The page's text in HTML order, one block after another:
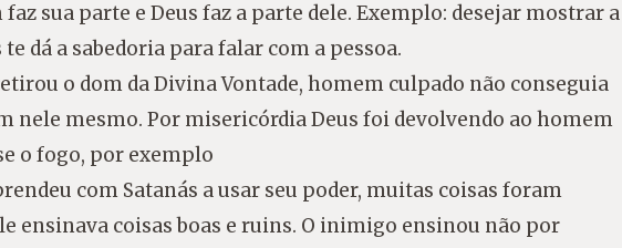
sua parte e Deus faz a parte dele. Exemplo: desejar mostrar a
dá a sabedoria para falar com a pessoa.
o dom da Divina Vontade, homem culpado não conseguia
nele mesmo. Por misericórdia Deus foi devolvendo ao homem
o fogo, por exemplo
com Satanás a usar seu poder, muitas coisas foram
ensinava coisas boas e ruins. O inimigo ensinou não por